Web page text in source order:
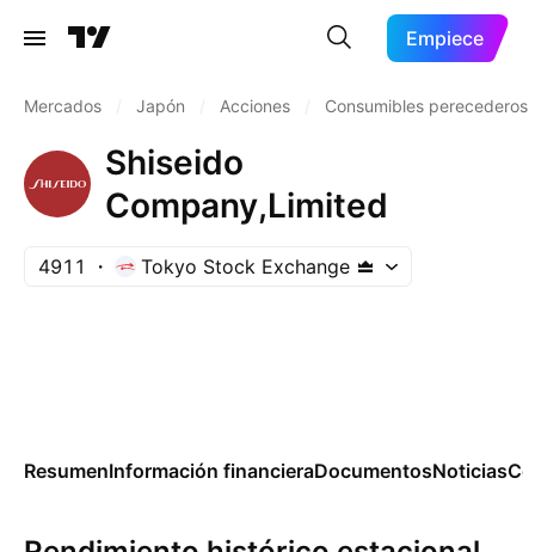
Empiece
Mercados Japón Acciones Consumibles perecederos
Shiseido
Company,Limited
4911 Tokyo Stock Exchange
ResumenInformación financieraDocumentosNoticias